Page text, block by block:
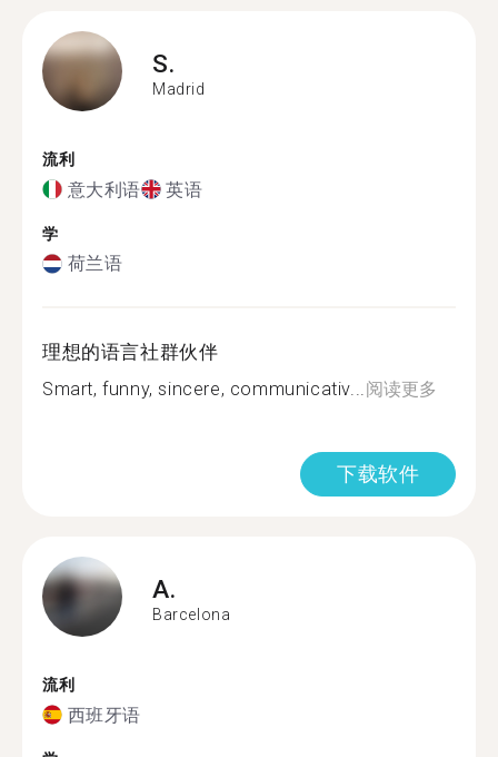
S.
Madrid
流利
意大利语 英语
学
荷兰语
理想的语言社群伙伴
Smart, funny, sincere, communicativ...阅读更多
下载软件
A.
Barcelona
流利
西班牙语